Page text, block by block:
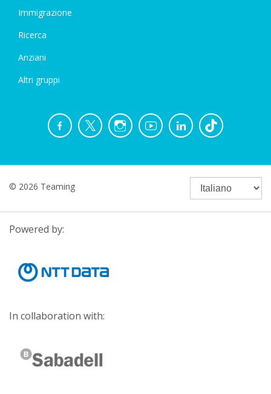
Immigrazione
Ricerca
Anziani
Altri gruppi
© 2026 Teaming
Powered by:
In collaboration with: